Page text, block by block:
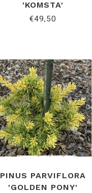
'KOMSTA'
€49,50
PINUS PARVIFLORA
'GOLDEN PONY'